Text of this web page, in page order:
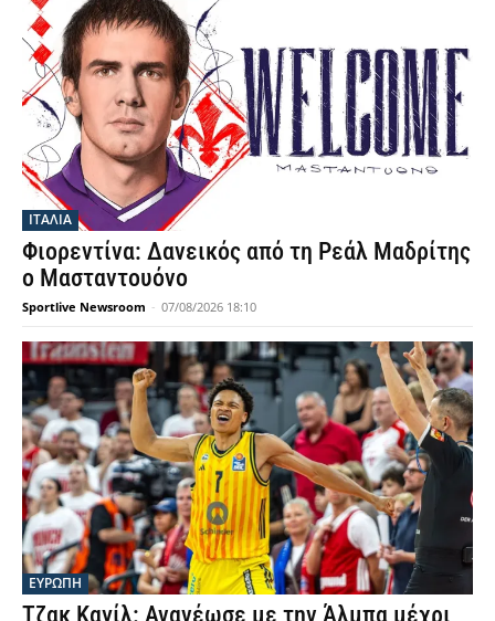
ΙΤΑΛΙΑ
Φιορεντίνα: Δανεικός από τη Ρεάλ Μαδρίτης
ο Μασταντουόνο
Sportlive Newsroom - 07/08/2026 18:10
ΕΥΡΩΠΗ
Τζακ Καγίλ: Ανανέωσε με την Άλμπα μέχρι